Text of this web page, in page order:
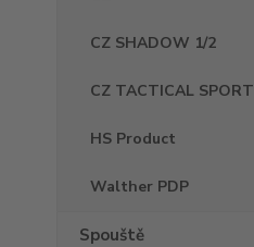
CZ SHADOW 1/2
CZ TACTICAL SPORT
HS Product
Walther PDP
Spouště